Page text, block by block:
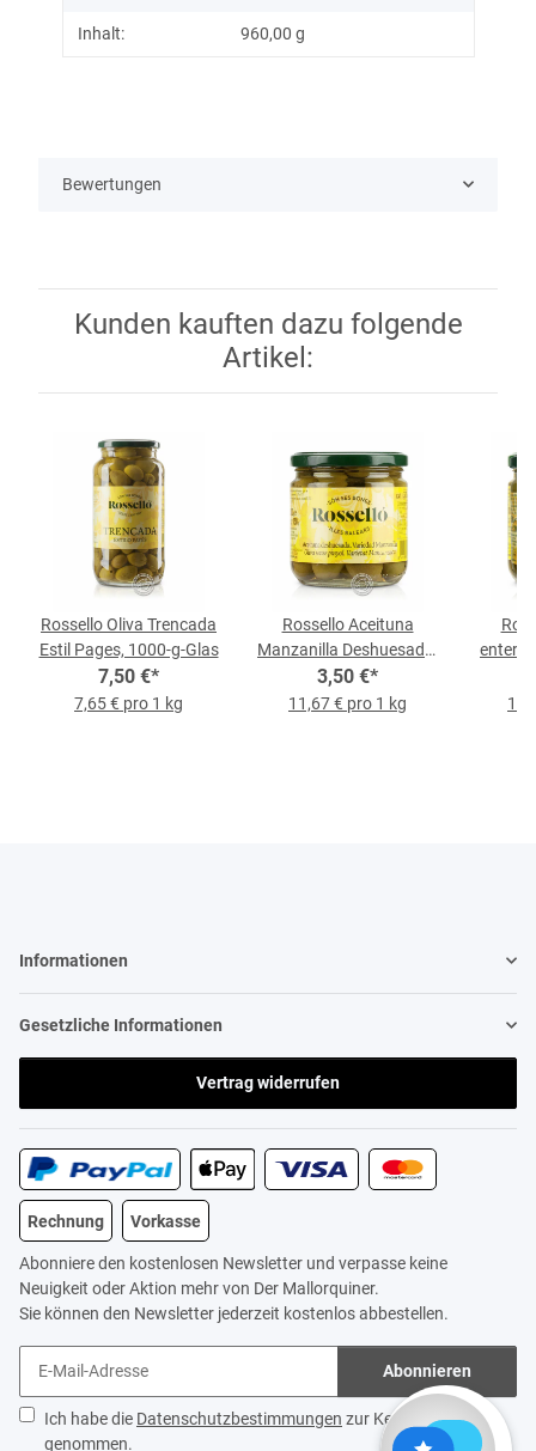
Inhalt: 960,00 g
Bewertungen
Kunden kauften dazu folgende
Artikel:
Rossello Oliva Trencada
Estil Pages, 1000-g-Glas
7,50 €*
7,65 € pro 1 kg
Rossello Aceituna
Manzanilla Deshuesada,
300-g-Glas
3,50 €*
11,67 € pro 1 kg
entera
Informationen
Gesetzliche Informationen
Vertrag widerrufen
Rechnung Vorkasse
Abonniere den kostenlosen Newsletter und verpasse keine
Neuigkeit oder Aktion mehr von Der Mallorquiner.
Sie können den Newsletter jederzeit kostenlos abbestellen.
Abonnieren
Ich habe die Datenschutzbestimmungen zur Kenntnis
genommen.